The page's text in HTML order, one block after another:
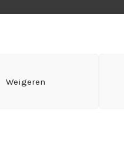
Weigeren
Cookiebeleid (EU)